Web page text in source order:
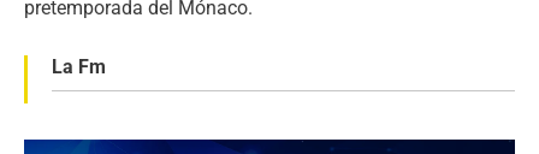
pretemporada del Mónaco.
La Fm